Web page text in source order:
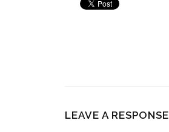
LEAVE A RESPONSE